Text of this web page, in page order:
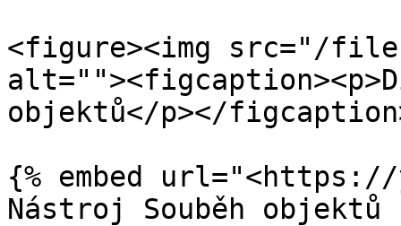
<figure><img src="/files/
objektů</p></
{% embed url="<https://
Nástroj Souběh objektů